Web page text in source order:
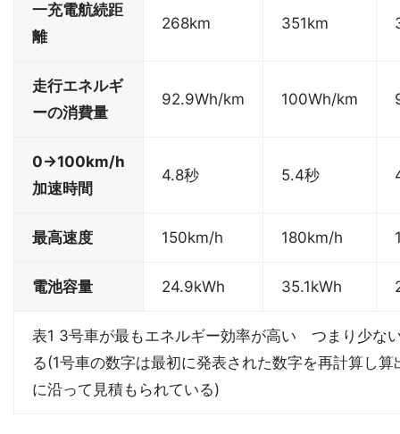
一充電航続距
離
268km 351km
走行エネルギ
ーの消費量
92.9Wh/km 100Wh/km
0→100km/h
加速時間
4.8秒 5.4秒
最高速度 150km/h 180km/h
電池容量 24.9kWh 35.1kWh
表1 3号車が最もエネルギー効率が高い つまり少な
る(1号車の数字は最初に発表された数字を再計算し
に沿って見積もられている)